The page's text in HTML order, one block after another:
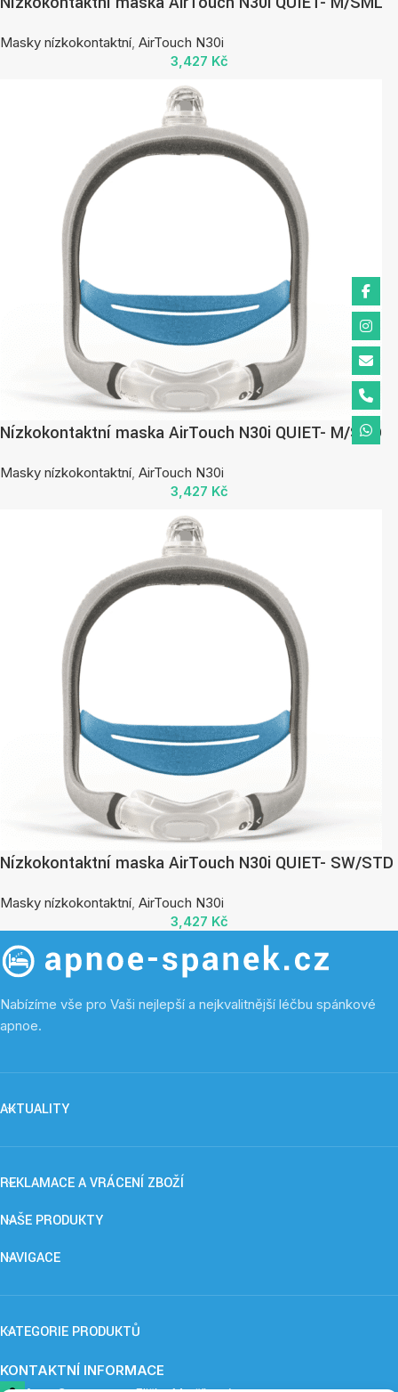
Masky nízkokontaktní, AirTouch N30i
3,427 Kč
Nízkokontaktní maska AirTouch N30i QUIET- M/STD
Masky nízkokontaktní, AirTouch N30i
3,427 Kč
Nízkokontaktní maska AirTouch N30i QUIET- SW/STD
Masky nízkokontaktní, AirTouch N30i
3,427 Kč
Nabízíme vše pro Vaši nejlepší a nejkvalitnější léčbu spánkové
apnoe.
AKTUALITY
REKLAMACE A VRÁCENÍ ZBOŽÍ
NAŠE PRODUKTY
NAVIGACE
KATEGORIE PRODUKTŮ
KONTAKTNÍ INFORMACE